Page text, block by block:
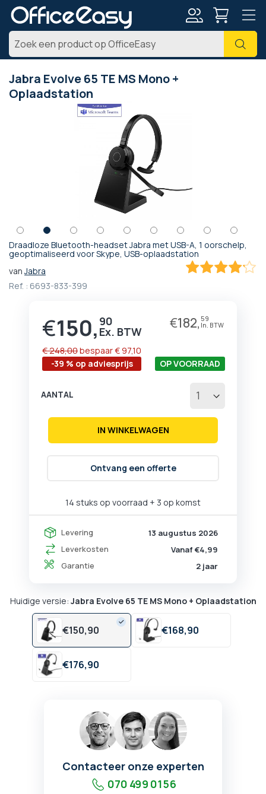
Zoek
Jabra Evolve 65 TE MS Mono +
Oplaadstation
Draadloze Bluetooth-headset Jabra met USB-A, 1 oorschelp,
geoptimaliseerd voor Skype, USB-oplaadstation
vanJabra
Ref. : 6693-833-399
Prijs
€150, 90 €182, 59
-39 % op adviesprijs
€ 248,00bespaar€ 97,10
14 stuks op voorraad + 3 op komst
OP VOORRAAD
Levering
13 augustus 2026
Leverkosten
Vanaf €4,99
Garantie
2 jaar
AANTAL
IN WINKELWAGEN
Ontvang een offerte
Huidige versie: Jabra Evolve 65 TE MS Mono + Oplaadstation
€150,90 €168,90
€176,90
Ga
het
begin
afbeeldingen-
Contacteer onze experten
070 499 01 56